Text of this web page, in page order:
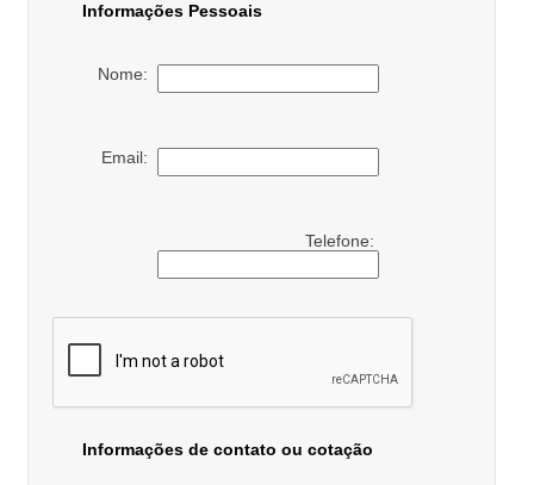
Informações Pessoais
Nome:
Email:
Telefone:
Informações de contato ou cotação